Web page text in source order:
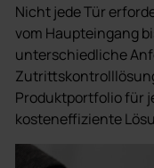
Nicht jede Tür
vom Haupteingang
unterschiedliche
Produktportfolio für
kosteneffiziente